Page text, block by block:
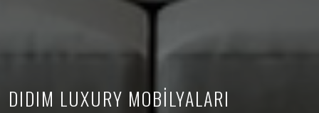
DIDIM LUXURY MOBİLYALARI